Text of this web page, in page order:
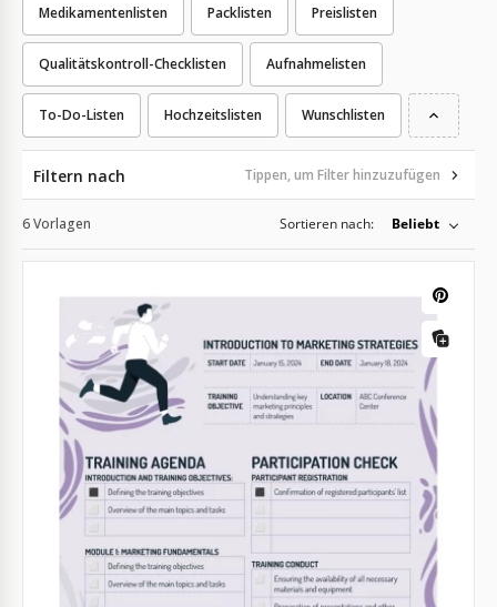
Medikamentenlisten Packlisten Preislisten
Qualitätskontroll-Checklisten Aufnahmelisten
To-Do-Listen Hochzeitslisten Wunschlisten
Filtern nach Tippen, um Filter hinzuzufügen
6 Vorlagen Sortieren nach: Beliebt